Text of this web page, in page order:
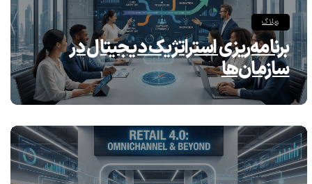
وبلاگ
برنامه‌ریزی استراتژیک دیجیتال در
سازمان‌ها